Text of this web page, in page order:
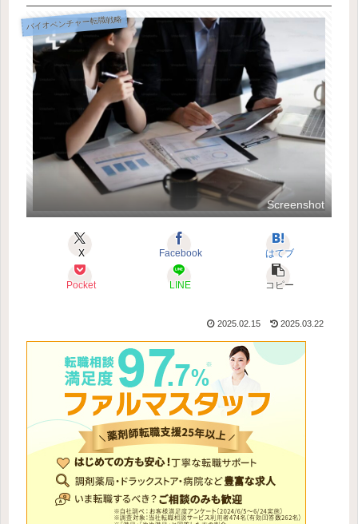
バイオベンチャー転職戦略
Screenshot
X Facebook はてブ
Pocket LINE コピー
2025.02.15 2025.03.22